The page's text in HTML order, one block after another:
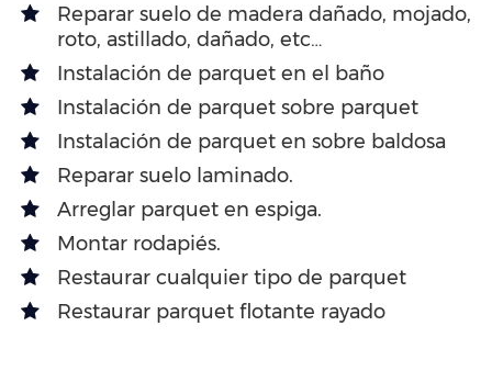
Reparar suelo de madera dañado, mojado,
roto, astillado, dañado, etc…
Instalación de parquet en el baño
Instalación de parquet sobre parquet
Instalación de parquet en sobre baldosa
Reparar suelo laminado.
Arreglar parquet en espiga.
Montar rodapiés.
Restaurar cualquier tipo de parquet
Restaurar parquet flotante rayado